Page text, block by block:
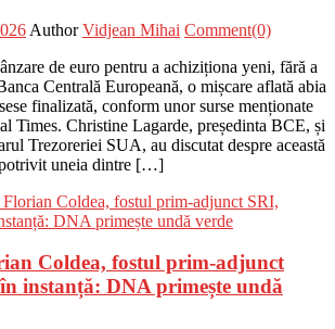
Author Vidjean Mihai Comment(0)
de euro pentru a achiziționa yeni, fără a
Centrală Europeană, o mișcare aflată abia
finalizată, conform unor surse menționate
Times. Christine Lagarde, președinta BCE, și
Trezoreriei SUA, au discutat despre această
potrivit uneia dintre […]
Coldea, fostul prim-adjunct
instanță: DNA primește undă